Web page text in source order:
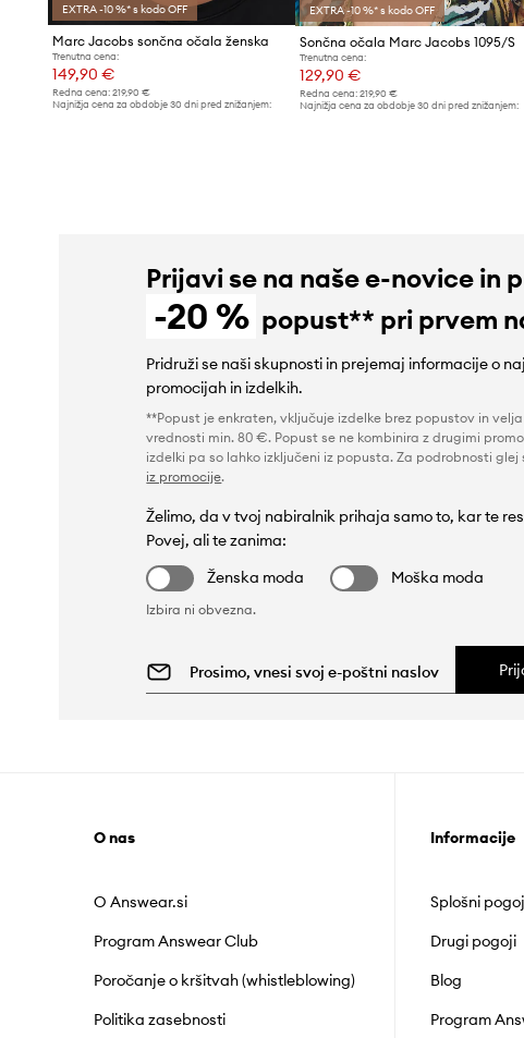
EXTRA -10 %* s kodo OFF
Marc Jacobs sončna očala ženska
Trenutna cena:
149,90 €
Redna cena: 219,90 €
Najnižja cena za obdobje 30 dni pred znižanjem:
EXTRA -10 %* s kodo OFF
Sončna očala Marc Jacobs 1095/S
Trenutna cena:
129,90 €
Redna cena:219,90 €
Najnižja cena za obdobje 30 dni pred znižanjem:
Prijavi se na naše e-novice in
-20 % popust** pri prvem
Pridruži se naši skupnosti in prejemaj informacije o
promocijah in izdelkih.
**Popust je enkraten, vključuje izdelke brez popustov in
vrednosti min. 80 €. Popust se ne kombinira z drugimi
izdelki pa so lahko izključeni iz popusta. Za podrobnosti glej
iz promocije.
Želimo, da v tvoj nabiralnik prihaja samo to, kar te
Povej, ali te zanima:
Ženska moda
Moška moda
Izbira ni obvezna.
O nas
O Answear.si
Program Answear Club
Poročanje o kršitvah (whistleblowing)
Politika zasebnosti
Informacije
Splošni
Drugi pogoji
Blog
Program